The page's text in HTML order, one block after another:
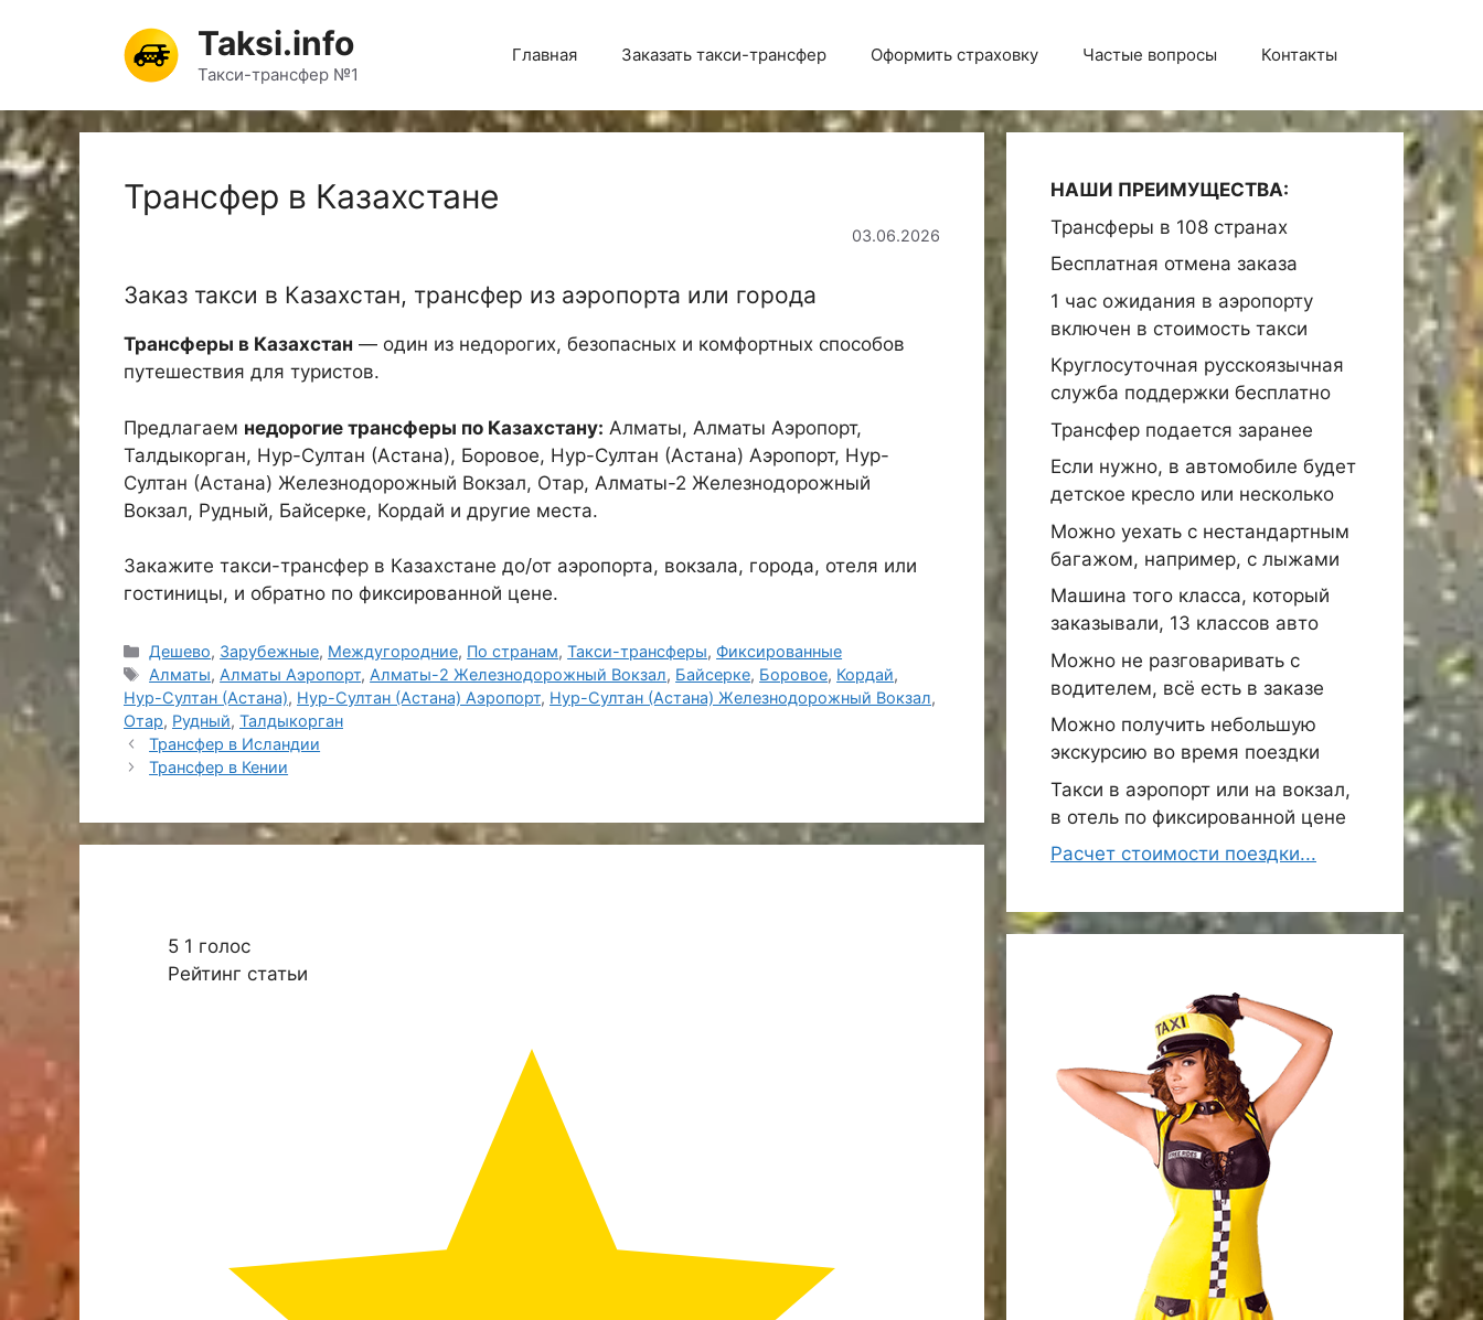
содержимому
Taksi.info
Такси-трансфер №1
Главная Заказать такси-трансфер Оформить страховку Частые вопросы Контакты
Трансфер в Казахстане
03.06.2026
Заказ такси в Казахстан, трансфер из аэропорта или города
Трансферы в Казахстан — один из недорогих, безопасных и комфортных способов
путешествия для туристов.
Предлагаем недорогие трансферы по Казахстану: Алматы, Алматы Аэропорт,
Талдыкорган, Нур-Султан (Астана), Боровое, Нур-Султан (Астана) Аэропорт, Нур-
Султан (Астана) Железнодорожный Вокзал, Отар, Алматы-2 Железнодорожный
Вокзал, Рудный, Байсерке, Кордай и другие места.
Закажите такси-трансфер в Казахстане до/от аэропорта, вокзала, города, отеля или
гостиницы, и обратно по фиксированной цене.
Рубрики
Дешево, Зарубежные, Междугородние, По странам,Такси-трансферы, Фиксированные
Метки
Алматы, Алматы Аэропорт, Алматы-2 Железнодорожный Вокзал, Байсерке, Боровое, Кордай,
Нур-Султан (Астана), Нур-Султан (Астана) Аэропорт, Нур-Султан (Астана) Железнодорожный Вокзал,
Отар, Рудный, Талдыкорган
Трансфер в Исландии
Трансфер в Кении
5 1 голос
Рейтинг статьи
НАШИ ПРЕИМУЩЕСТВА:
Трансферы в 108 странах
Бесплатная отмена заказа
1 час ожидания в аэропорту
включен в стоимость такси
Круглосуточная русскоязычная
служба поддержки бесплатно
Трансфер подается заранее
Если нужно, в автомобиле будет
детское кресло или несколько
Можно уехать с нестандартным
багажом, например, с лыжами
Машина того класса, который
заказывали, 13 классов авто
Можно не разговаривать с
водителем, всё есть в заказе
Можно получить небольшую
экскурсию во время поездки
Такси в аэропорт или на вокзал,
в отель по фиксированной цене
Расчет стоимости поездки...